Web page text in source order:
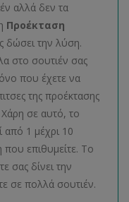
αλλά δεν τα
Προέκταση
δώσει την λύση.
στο σουτιέν σας
που έχετε να
της προέκτασης
σε αυτό, το
από 1 μέχρι 10
που επιθυμείτε. Το
σας δίνει την
σε πολλά σουτιέν.